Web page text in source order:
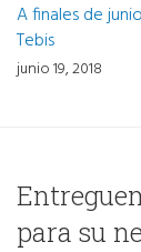
A finales de
Tebis
junio 19, 2018
para su